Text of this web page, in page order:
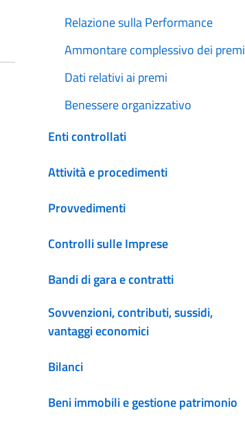
Relazione sulla Performance
Ammontare complessivo dei premi
Dati relativi ai premi
Benessere organizzativo
Enti controllati
Attività e procedimenti
Provvedimenti
Controlli sulle Imprese
Bandi di gara e contratti
Sovvenzioni, contributi, sussidi,
vantaggi economici
Bilanci
Beni immobili e gestione patrimonio